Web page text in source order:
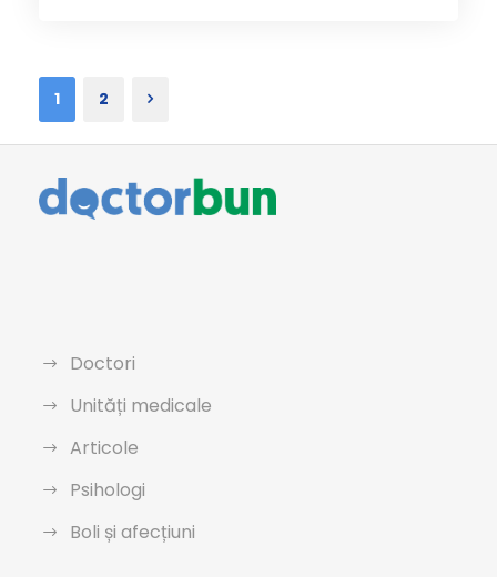
1 2
Doctori
Unități medicale
Articole
Psihologi
Boli și afecțiuni